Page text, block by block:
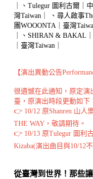
｜、Tulegur 圖利古爾｜
灣Taiwan｜ 、尋人啟事
團WOOONTA｜臺灣
｜、SHIRAN & BAKAL
｜臺灣Taiwan｜
【演出異動公告
很遺憾在此通知，原定演
臺，原演出時段更動如下
👉 10/12 原Shanren 山人
THE WAY，敬請期待。
👉 10/13 原Tulegur 圖利
Kizaba(演出曲目與10/12
從臺灣到世界！那些